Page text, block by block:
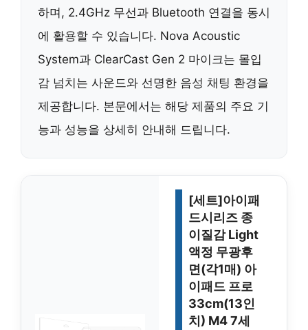
하며, 2.4GHz 무선과 Bluetooth 연결을 동시
에 활용할 수 있습니다. Nova Acoustic
System과 ClearCast Gen 2 마이크는 몰입
감 넘치는 사운드와 선명한 음성 채팅 환경을
제공합니다. 본문에서는 해당 제품의 주요 기
능과 성능을 상세히 안내해 드립니다.
[세트]아이패
드시리즈 종
이질감 Light
액정 무광후
면(각1매) 아
이패드 프로
33cm(13인
치) M4 7세